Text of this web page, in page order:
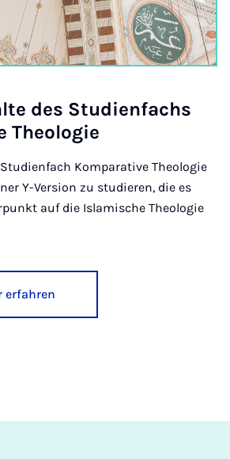
des Stu­di­en­fachs
Theo­lo­gie
Komparative Theologie
Y-Version zu studieren, die es
auf die Islamische Theologie
erfahren